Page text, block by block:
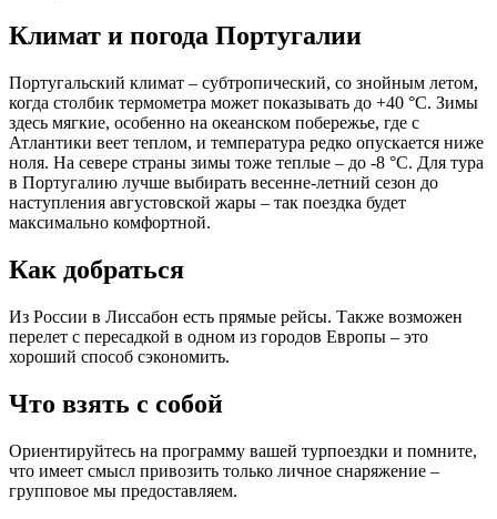
Климат и погода Португалии
Португальский климат – субтропический, со знойным летом,
когда столбик термометра может показывать до +40 °С. Зимы
здесь мягкие, особенно на океанском побережье, где с
Атлантики веет теплом, и температура редко опускается ниже
ноля. На севере страны зимы тоже теплые – до -8 °С. Для тура
в Португалию лучше выбирать весенне-летний сезон до
наступления августовской жары – так поездка будет
максимально комфортной.
Как добраться
Из России в Лиссабон есть прямые рейсы. Также возможен
перелет с пересадкой в одном из городов Европы – это
хороший способ сэкономить.
Что взять с собой
Ориентируйтесь на программу вашей турпоездки и помните,
что имеет смысл привозить только личное снаряжение –
групповое мы предоставляем.